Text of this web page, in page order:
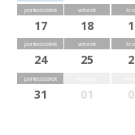
poniedziałek
17
wtorek
18
poniedziałek
24
wtorek
25
poniedziałek
31 01